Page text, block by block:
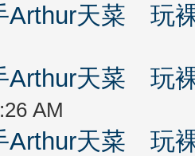
Arthur天菜 玩
Arthur天菜 玩
AM
Arthur天菜 玩